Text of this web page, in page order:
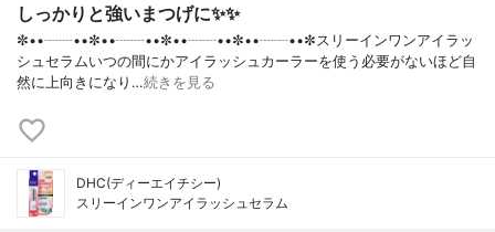
しっかりと強いまつげに✨✨
✼••┈┈••✼••┈┈••✼••┈┈••✼••┈┈••✼スリーインワンアイラッ
シュセラムいつの間にかアイラッシュカーラーを使う必要がないほど自
然に上向きになり…続きを見る
DHC(ディーエイチシー)
スリーインワンアイラッシュセラム